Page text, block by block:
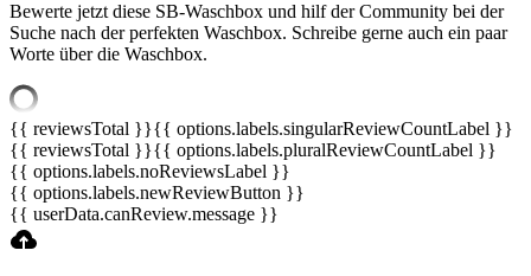
Bewerte jetzt diese SB-Waschbox und hilf der Community bei der
Suche nach der perfekten Waschbox. Schreibe gerne auch ein paar
Worte über die Waschbox.
{{ reviewsTotal }}{{ options.labels.singularReviewCountLabel }}
{{ reviewsTotal }}{{ options.labels.pluralReviewCountLabel }}
{{ options.labels.noReviewsLabel }}
{{ options.labels.newReviewButton }}
{{ userData.canReview.message }}